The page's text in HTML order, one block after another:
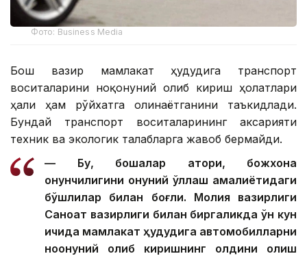
Фото: Business Media
Бош вазир мамлакат ҳудудига транспорт
воситаларини ноқонуний олиб кириш ҳолатлари
ҳали ҳам рўйхатга олинаётганини таъкидлади.
Бундай транспорт воситаларининг аксарияти
техник ва экологик талабларга жавоб бермайди.
— Бу, бошқалар қатори, божхона
қонунчилигини қонуний қўллаш амалиётидаги
бўшлиқлар билан боғлиқ. Молия вазирлиги
Саноат вазирлиги билан биргаликда ўн кун
ичида мамлакат ҳудудига автомобилларни
ноқонуний олиб киришнинг олдини олиш